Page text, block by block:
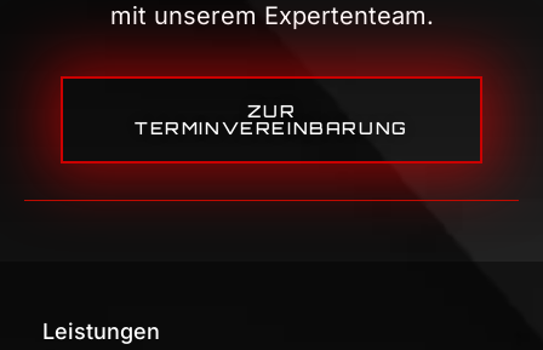
mit unserem Expertenteam.
ZUR
TERMINVEREINBARUNG
Leistungen